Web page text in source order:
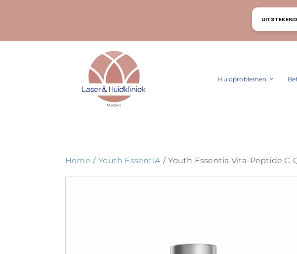
UITSTEKEND
Huidproblemen
Home Youth EssentiA Youth Essentia Vita-Peptide C-